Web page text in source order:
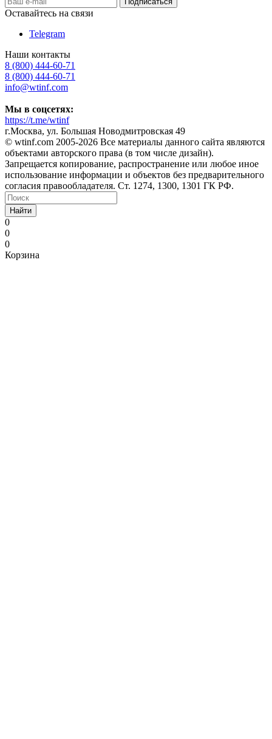
Оставайтесь на связи
Telegram
Наши контакты
8 (800) 444-60-71
8 (800) 444-60-71
info@wtinf.com
Мы в соцсетях:
https://t.me/wtinf
г.Москва, ул. Большая Новодмитровская 49
©️ wtinf.com 2005-2026 Все материалы данного сайта являются
объектами авторского права (в том числе дизайн).
Запрещается копирование, распространение или любое иное
использование информации и объектов без предварительного
согласия правообладателя. Ст. 1274, 1300, 1301 ГК РФ.
Найти
0
0
0
Корзина